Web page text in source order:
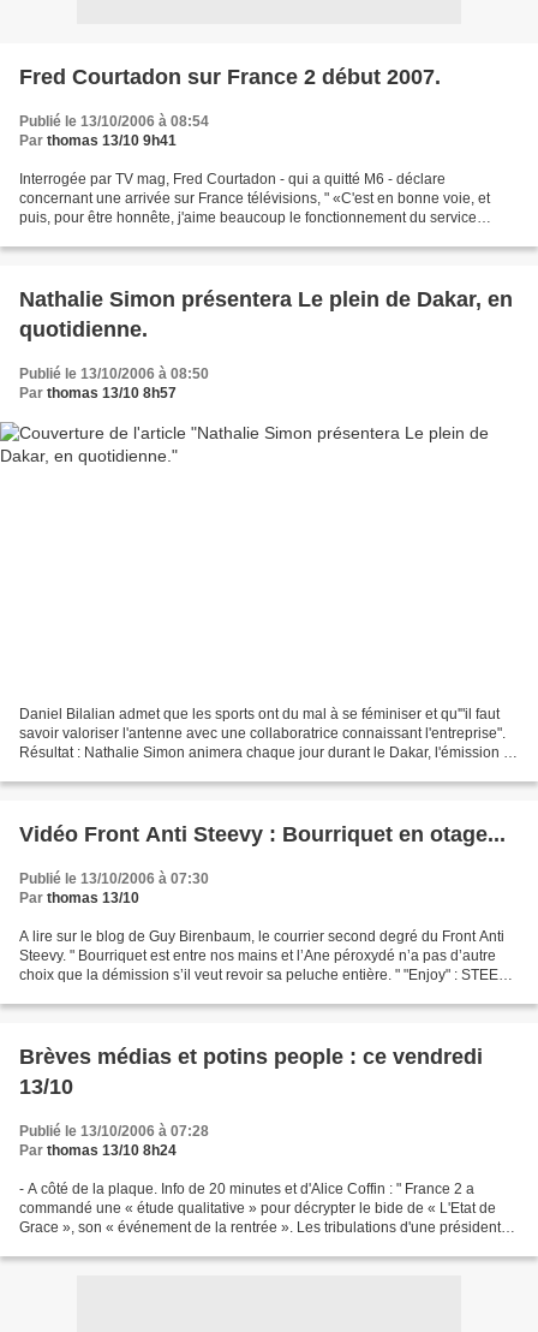
Fred Courtadon sur France 2 début 2007.
Publié le 13/10/2006 à 08:54
Par thomas 13/10 9h41
Interrogée par TV mag, Fred Courtadon - qui a quitté M6 - déclare
concernant une arrivée sur France télévisions, " «C'est en bonne voie, et
puis, pour être honnête, j'aime beaucoup le fonctionnement du service
Nathalie Simon présentera Le plein de Dakar, en
quotidienne.
Publié le 13/10/2006 à 08:50
Par thomas 13/10 8h57
Daniel Bilalian admet que les sports ont du mal à se féminiser et qu'"il faut
savoir valoriser l'antenne avec une collaboratrice connaissant l'entreprise".
Résultat : Nathalie Simon animera chaque jour durant le Dakar, l'émission "
Vidéo Front Anti Steevy : Bourriquet en otage...
Publié le 13/10/2006 à 07:30
Par thomas 13/10
A lire sur le blog de Guy Birenbaum, le courrier second degré du Front Anti
Steevy. " Bourriquet est entre nos mains et l’Ane péroxydé n’a pas d’autre
choix que la démission s’il veut revoir sa peluche entière. " "Enjoy" : STEEVY
Brèves médias et potins people : ce vendredi
13/10
Publié le 13/10/2006 à 07:28
Par thomas 13/10 8h24
- A côté de la plaque. Info de 20 minutes et d'Alice Coffin : " France 2 a
commandé une « étude qualitative » pour décrypter le bide de « L'Etat de
Grace », son « événement de la rentrée ». Les tribulations d'une présidente